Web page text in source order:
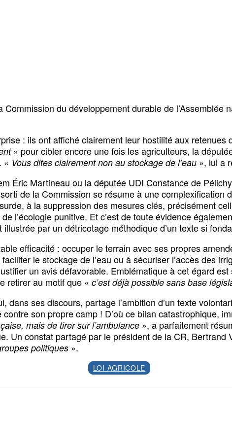
du développement durable de l’Assemblée
: ils ont affiché clairement leur hostilité aux retenues
» pour cibler encore une fois les agriculteurs, la
« Vous dites clairement non au stockage de l’eau », lui a
Éric Martineau ou la députée UDI Constance de
de la Commission se résume à une complexification
à la suppression des mesures clés, précisément
l’écologie punitive. Et c’est de toute évidence
par un détricotage méthodique d’un texte si
efficacité : occuper le terrain avec ses propres
le stockage de l’eau ou à sécuriser l’accès des
un avis défavorable. Emblématique à cet égard
retirer au motif que « c’est déjà possible sans base
ses discours, partage l’ambition d’un texte
son propre camp ! D’où ce bilan catastrophique,
mais de tirer sur l’ambulance », a parfaitement
Un constat partagé par le président de la CR, Bertrand
politiques ».
LOI AGRICOLE